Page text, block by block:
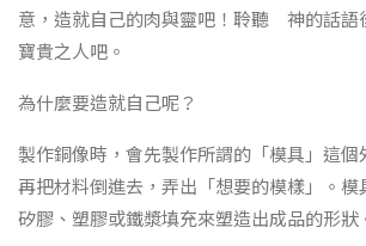
意，造就自己的肉與靈吧！聆聽 神的話語
寶貴之人吧。
為什麼要造就自己呢？
製作銅像時，會先製作所謂的「模具」這個
再把材料倒進去，弄出「想要的模樣」。模
矽膠、塑膠或鐵漿填充來塑造出成品的形狀